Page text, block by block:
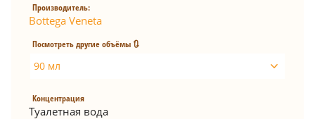
Производитель:
Bottega Veneta
Посмотреть другие объёмы 🔃
90 мл
Концентрация
Туалетная вода